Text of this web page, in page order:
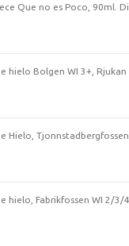
Que no es Poco, 90ml.
hielo Bolgen WI 3+, Rjukan
Hielo,
hielo, Fabrikfossen WI 2/3/